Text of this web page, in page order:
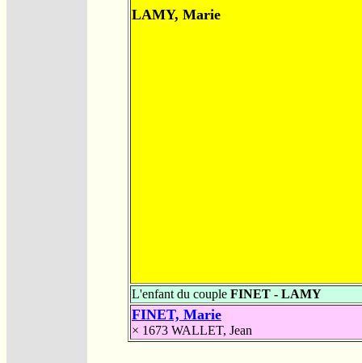
LAMY, Marie
L'enfant du couple FINET - LAMY
FINET, Marie
× 1673 WALLET, Jean